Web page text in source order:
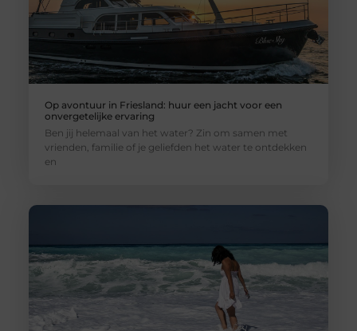
Op avontuur in Friesland: huur een jacht voor een
onvergetelijke ervaring
Ben jij helemaal van het water? Zin om samen met
vrienden, familie of je geliefden het water te ontdekken
en